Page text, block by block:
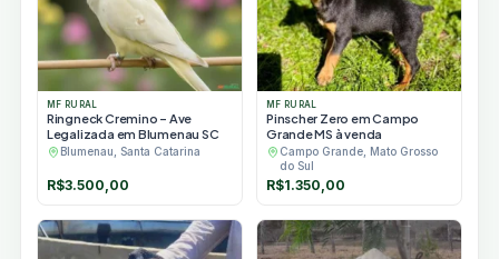
MF RURAL
Ringneck Cremino – Ave
Legalizada em Blumenau SC
Blumenau, Santa Catarina
R$3.500,00
MF RURAL
Pinscher Zero em Campo
Grande MS à venda
Campo Grande, Mato Grosso
do Sul
R$1.350,00